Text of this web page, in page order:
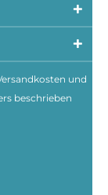
und
beschrieben